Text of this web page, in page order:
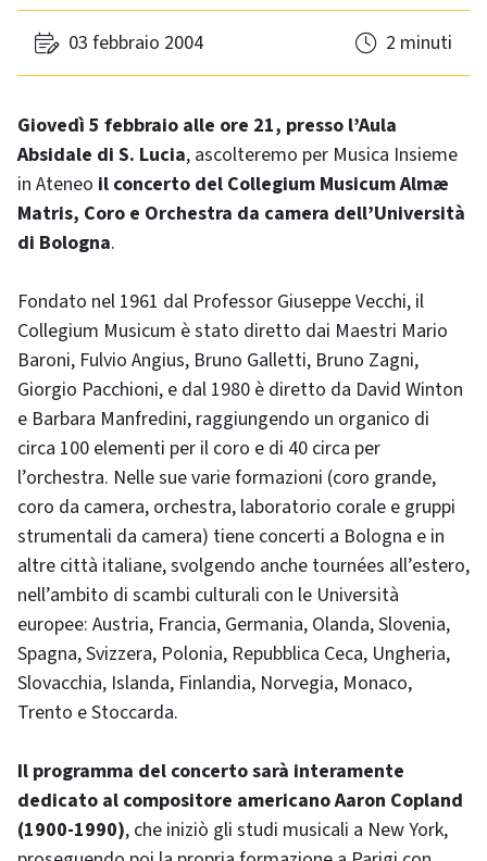
03 febbraio 2004 2 minuti
Giovedì 5 febbraio alle ore 21, presso l’Aula
Absidale di S. Lucia, ascolteremo per Musica Insieme
in Ateneo il concerto del Collegium Musicum Almæ
Matris, Coro e Orchestra da camera dell’Università
di Bologna.
Fondato nel 1961 dal Professor Giuseppe Vecchi, il
Collegium Musicum è stato diretto dai Maestri Mario
Baroni, Fulvio Angius, Bruno Galletti, Bruno Zagni,
Giorgio Pacchioni, e dal 1980 è diretto da David Winton
e Barbara Manfredini, raggiungendo un organico di
circa 100 elementi per il coro e di 40 circa per
l’orchestra. Nelle sue varie formazioni (coro grande,
coro da camera, orchestra, laboratorio corale e gruppi
strumentali da camera) tiene concerti a Bologna e in
altre città italiane, svolgendo anche tournées all’estero,
nell’ambito di scambi culturali con le Università
europee: Austria, Francia, Germania, Olanda, Slovenia,
Spagna, Svizzera, Polonia, Repubblica Ceca, Ungheria,
Slovacchia, Islanda, Finlandia, Norvegia, Monaco,
Trento e Stoccarda.
Il programma del concerto sarà interamente
dedicato al compositore americano Aaron Copland
(1900-1990), che iniziò gli studi musicali a New York,